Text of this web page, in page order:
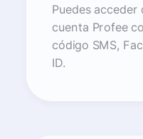
Puedes
cuenta Profee
código SMS,
ID.